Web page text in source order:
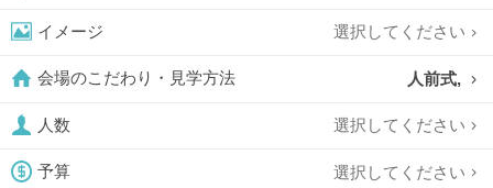
イメージ 選択してください
会場のこだわり・見学方法 人前式,
人数 選択してください
予算 選択してください